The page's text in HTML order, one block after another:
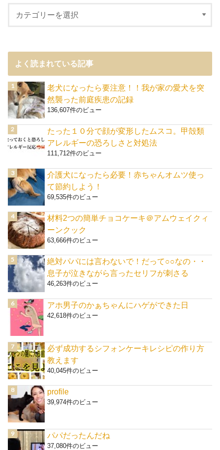
よく読まれている記事
老犬になったら要注意！！我が家の愛犬を突
然襲った前庭疾患の記録
136,607件のビュー
たった１０分で顔が変形したムスコ。甲殻類
アレルギーの恐ろしさと対処法
111,712件のビュー
介護犬になったら必要！赤ちゃんオムツ使っ
て節約しよう！
69,535件のビュー
材料2つの簡単チョコケーキ＠アムウェイクィ
ーンクック
63,666件のビュー
絶対パパには言わないで！だって○○なの・・
息子が泣きながら言ったセリフが刺さる
46,263件のビュー
アホ男子のかぁちゃんにハゲができた日
42,618件のビュー
必ず成功するシフォンケーキレシピの作り方
教えます
40,045件のビュー
profile
39,974件のビュー
パパだったんだね
37,080件のビュー